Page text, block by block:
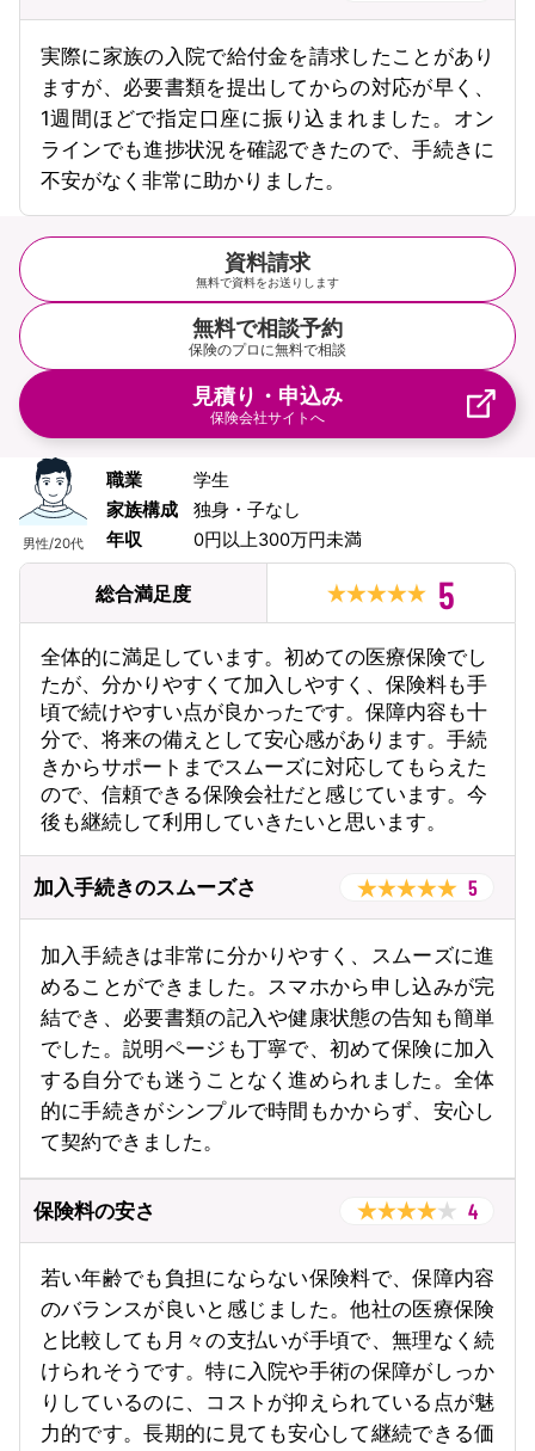
実際に家族の入院で給付金を請求したことがあり
ますが、必要書類を提出してからの対応が早く、
1週間ほどで指定口座に振り込まれました。オン
ラインでも進捗状況を確認できたので、手続きに
不安がなく非常に助かりました。
資料請求
無料で資料をお送りします
無料で相談予約
保険のプロに無料で相談
見積り・申込み
保険会社サイトへ
男性/20代
職業
学生
家族構成
独身・子なし
年収
0円以上300万円未満
総合満足度 5
全体的に満足しています。初めての医療保険でし
たが、分かりやすくて加入しやすく、保険料も手
頃で続けやすい点が良かったです。保障内容も十
分で、将来の備えとして安心感があります。手続
きからサポートまでスムーズに対応してもらえた
ので、信頼できる保険会社だと感じています。今
後も継続して利用していきたいと思います。
加入手続きのスムーズさ 5
加入手続きは非常に分かりやすく、スムーズに進
めることができました。スマホから申し込みが完
結でき、必要書類の記入や健康状態の告知も簡単
でした。説明ページも丁寧で、初めて保険に加入
する自分でも迷うことなく進められました。全体
的に手続きがシンプルで時間もかからず、安心し
て契約できました。
保険料の安さ 4
若い年齢でも負担にならない保険料で、保障内容
のバランスが良いと感じました。他社の医療保険
と比較しても月々の支払いが手頃で、無理なく続
けられそうです。特に入院や手術の保障がしっか
りしているのに、コストが抑えられている点が魅
力的です。長期的に見ても安心して継続できる価